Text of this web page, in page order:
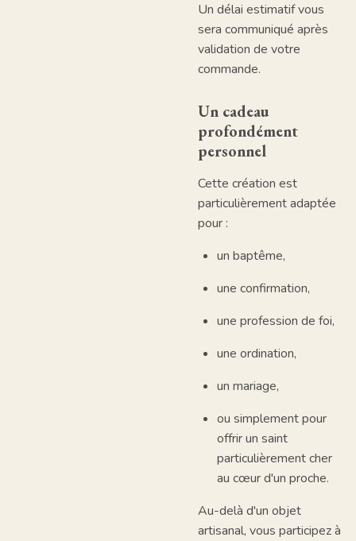
Un délai estimatif vous
sera communiqué après
validation de votre
commande.
Un cadeau
profondément
personnel
Cette création est
particulièrement adaptée
pour :
un baptême,
une confirmation,
une profession de foi,
une ordination,
un mariage,
ou simplement pour
offrir un saint
particulièrement cher
au cœur d'un proche.
Au-delà d'un objet
artisanal, vous participez à